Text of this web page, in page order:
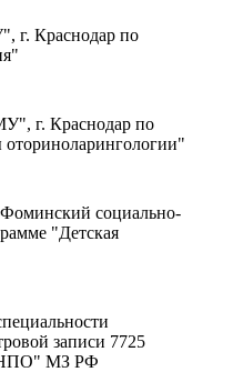
г. Краснодар по
г. Краснодар по
социально-
"Детская
записи 7725
МЗ РФ